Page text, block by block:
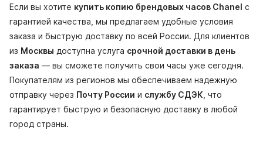
Если вы хотите купить копию брендовых часов Chanel с
гарантией качества, мы предлагаем удобные условия
заказа и быструю доставку по всей России. Для клиентов
из Москвы доступна услуга срочной доставки в день
заказа — вы сможете получить свои часы уже сегодня.
Покупателям из регионов мы обеспечиваем надежную
отправку через Почту России и службу СДЭК , что
гарантирует быструю и безопасную доставку в любой
город страны.